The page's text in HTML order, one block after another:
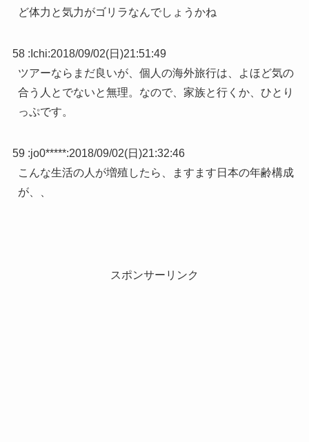
ど体力と気力がゴリラなんでしょうかね
58 : Ichi:2018/09/02(日)21:51:49
ツアーならまだ良いが、個人の海外旅行は、よほど気の
合う人とでないと無理。なので、家族と行くか、ひとり
っぷです。
59 :jo0*****:2018/09/02(日)21:32:46
こんな生活の人が増殖したら、ますます日本の年齢構成
が、、
スポンサーリンク